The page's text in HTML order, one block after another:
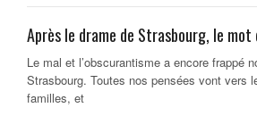
Après le drame de Strasbourg, le mot
Le mal et l’obscurantisme a encore frappé
Strasbourg. Toutes nos pensées vont vers
familles, et